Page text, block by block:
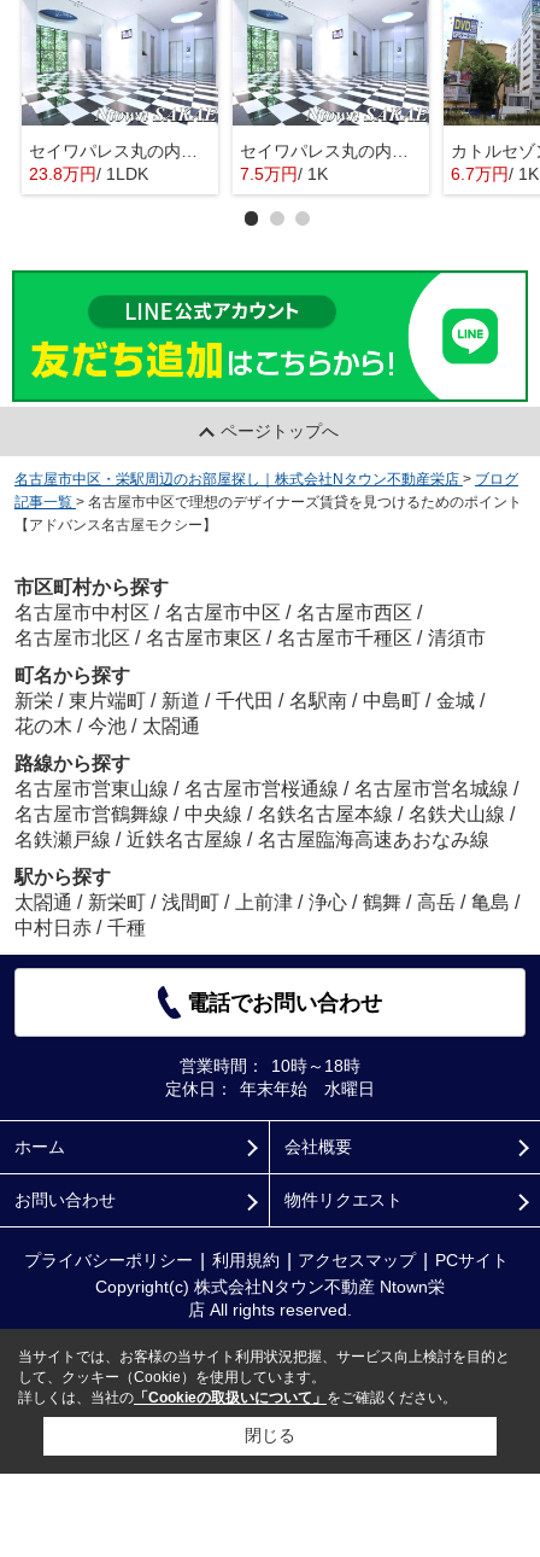
23.8万円/ 1LDK
7.5万円/ 1K
カトルセゾ
6.7万円/ 1K
ページトップへ
名古屋市中区・栄駅周辺のお部屋探し｜株式会社Nタウン不動産栄店 > ブログ
記事一覧 > 名古屋市中区で理想のデザイナーズ賃貸を見つけるためのポイント
【アドバンス名古屋モクシー】
市区町村から探す
名古屋市中村区 / 名古屋市中区 / 名古屋市西区 /
名古屋市北区 / 名古屋市東区 / 名古屋市千種区 / 清須市
町名から探す
新栄 / 東片端町 / 新道 / 千代田 / 名駅南 / 中島町 / 金城 /
花の木 / 今池 / 太閤通
路線から探す
名古屋市営東山線 / 名古屋市営桜通線 / 名古屋市営名城線 /
名古屋市営鶴舞線 / 中央線 / 名鉄名古屋本線 / 名鉄犬山線 /
名鉄瀬戸線 / 近鉄名古屋線 / 名古屋臨海高速あおなみ線
駅から探す
太閤通 / 新栄町 / 浅間町 / 上前津 / 浄心 / 鶴舞 / 高岳 / 亀島 /
中村日赤 / 千種
電話でお問い合わせ
営業時間：
10時～18時
定休日：
年末年始 水曜日
ホーム 会社概要
お問い合わせ 物件リクエスト
プライバシーポリシー 利用規約 アクセスマップ
PCサイト
Copyright(c) 株式会社Nタウン不動産 Ntown栄
店 All rights reserved.
当サイトでは、お客様の当サイト利用状況把握、サービス向上検討を目的と
して、クッキー（Cookie）を使用しています。
詳しくは、当社の 「Cookieの取扱いについて」 をご確認ください。
閉じる